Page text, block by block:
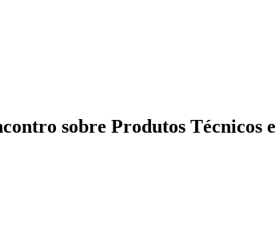
sobre Produtos Técnicos